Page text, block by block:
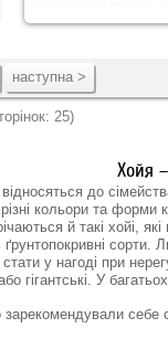
близько 3-5 см,
свою назву (lacuna -
Молоді листочки
мають бордовий
Квіточки ніжно-
кольору з жовтою
наступна >
25)
Хойя
до
кольори та форми
й такі хойі,
сорти.
у нагоді при
гігантські. У
себе